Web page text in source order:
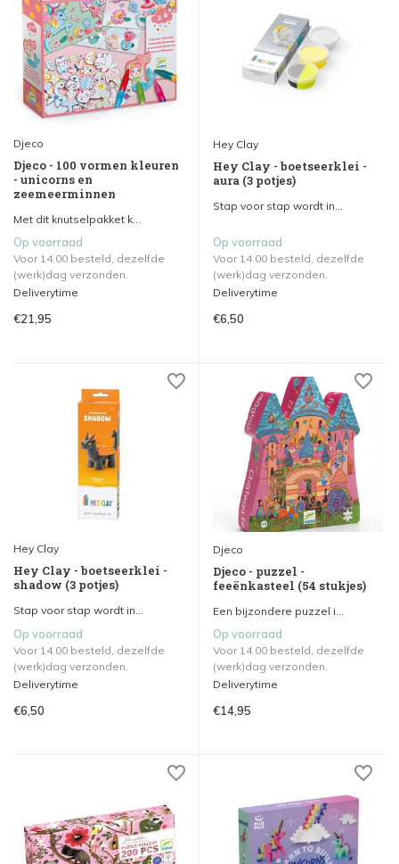
Djeco
Djeco - 100 vormen kleuren
- unicorns en
zeemeerminnen
Met dit knutselpakket k...
Op voorraad
Voor 14.00 besteld, dezelfde
(werk)dag verzonden.
Deliverytime
€21,95
Hey Clay
Hey Clay - boetseerklei -
aura (3 potjes)
Stap voor stap wordt in...
Op voorraad
Voor 14.00 besteld, dezelfde
(werk)dag verzonden.
Deliverytime
€6,50
Hey Clay
Hey Clay - boetseerklei -
shadow (3 potjes)
Stap voor stap wordt in...
Op voorraad
Voor 14.00 besteld, dezelfde
(werk)dag verzonden.
Deliverytime
€6,50
Djeco
Djeco - puzzel -
feeënkasteel (54 stukjes)
Een bijzondere puzzel i...
Op voorraad
Voor 14.00 besteld, dezelfde
(werk)dag verzonden.
Deliverytime
€14,95